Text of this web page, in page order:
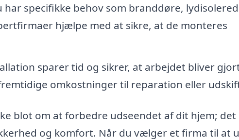
har specifikke behov som branddøre,
hjælpe med at sikre, at de monteres
sparer tid og sikrer, at arbejdet bliver
omkostninger til reparation eller
blot om at forbedre udseendet af dit hjem; det
og komfort. Når du vælger et firma til at